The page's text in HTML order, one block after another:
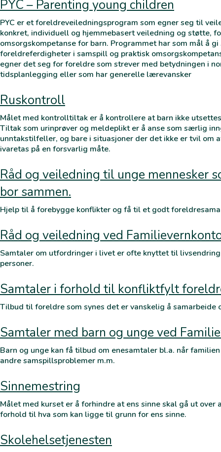
PYC – Parenting young children
PYC er et foreldreveiledningsprogram som egner seg til
konkret, individuell og hjemmebasert veiledning og støtte,
omsorgskompetanse for barn. Programmet har som mål å
foreldreferdigheter i samspill og praktisk
egner det seg for foreldre som strever med betydningen i
tidsplanlegging eller som har generelle lærevansker
Ruskontroll
Målet med kontrolltiltak er å kontrollere at barn ikke
Tiltak som urinprøver og meldeplikt er å anse som særlig
unntakstilfeller, og bare i situasjoner der det ikke er tvil om
ivaretas på en forsvarlig måte.
Råd og veiledning til unge mennesker
bor sammen.
Hjelp til å forebygge konflikter og få til et godt
Råd og veiledning ved
Samtaler om utfordringer i livet er ofte knyttet til
personer.
Samtaler i forhold til konfliktfylt
Tilbud til foreldre som synes det er vanskelig å samarbeide
Samtaler med barn og unge ved
Barn og unge kan få tilbud om enesamtaler bl.a. når
andre samspillsproblemer m.m.
Sinnemestring
Målet med kurset er å forhindre at ens sinne skal gå ut over
forhold til hva som kan ligge til grunn for ens sinne.
Skolehelsetjenesten